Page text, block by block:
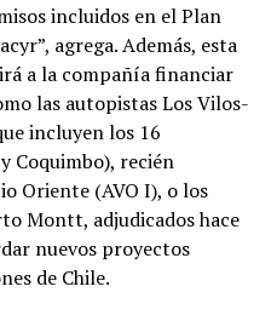
incluidos en el Plan
agrega. Además, esta
a la compañía financiar
las autopistas Los Vilos-
incluyen los 16
Coquimbo), recién
Oriente (AVO I), o los
Montt, adjudicados hace
nuevos proyectos
de Chile.